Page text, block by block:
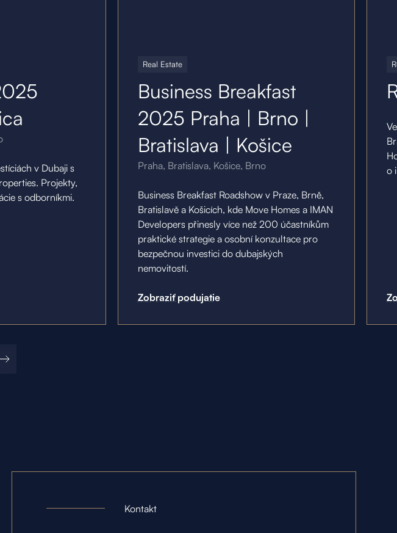
v Dubaji s
Projekty,
s odborníkmi.
Real Estate
Business Breakfast
2025 Praha | Brno |
Bratislava | Košice
Praha, Bratislava, Košice, Brno
Business Breakfast Roadshow v Praze, Brně,
Bratislavě a Košicích, kde Move Homes a IMAN
Developers přinesly více než 200 účastníkům
praktické strategie a osobní konzultace pro
bezpečnou investici do dubajských
nemovitostí.
Zobraziť podujatie
o
Kontakt